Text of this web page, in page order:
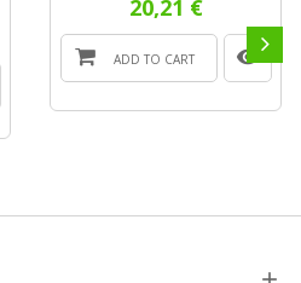
20,21 €
ADD TO CART